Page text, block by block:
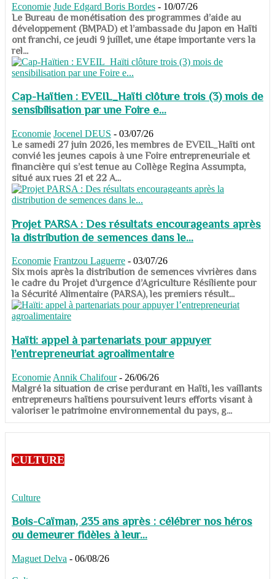
Economie Jude Edgard Boris Bordes - 10/07/26
​​​​​​​Le Bureau de monétisation des programmes d’aide au
développement (BMPAD) et l’ambassade du Japon en Haïti
ont franchi, ce jeudi 9 juillet, une étape importante vers la
rel...
Cap-Haïtien : EVEIL_Haïti clôture trois (3) mois de
sensibilisation par une Foire e...
Economie Jocenel DEUS - 03/07/26
Le samedi 27 juin 2026, les membres de EVEIL_Haïti ont
convié les jeunes capois à une Foire entrepreneuriale et
financière qui s’est tenue au Collège Regina Assumpta,
situé aux rues 21 et 22 A...
Projet PARSA : Des résultats encourageants après
la distribution de semences dans le...
Economie Frantzou Laguerre - 03/07/26
​​​​​​​Six mois après la distribution de semences vivrières dans
le cadre du Projet d’urgence d’Agriculture Résiliente pour
la Sécurité Alimentaire (PARSA), les premiers résult...
Haïti: appel à partenariats pour appuyer
l’entrepreneuriat agroalimentaire
Economie Annik Chalifour - 26/06/26
​​​​​​​Malgré la situation de crise perdurant en Haïti, les vaillants
entrepreneurs haïtiens poursuivent leurs efforts visant à
valoriser le patrimoine environnemental du pays, g...
CULTURE
Culture
Bois-Caïman, 235 ans après : célébrer nos héros
ou demeurer fidèles à leur...
Maguet Delva - 06/08/26